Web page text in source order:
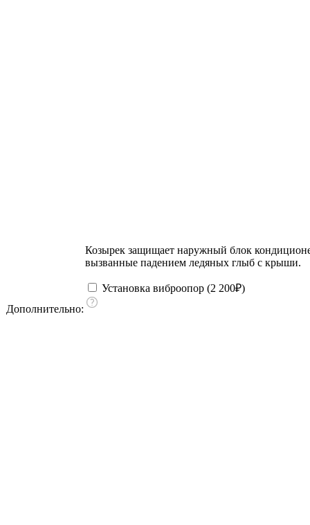
Дополнительно:
Козырек защищает наружный блок
вызванные падением ледяных глыб с крыши.
Установка виброопор (2 200₽)